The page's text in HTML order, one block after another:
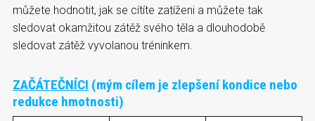
můžete hodnotit, jak se cítíte zatíženi a můžete tak
sledovat okamžitou zátěž svého těla a dlouhodobě
sledovat zátěž vyvolanou tréninkem.
ZAČÁTEČNÍCI (mým cílem je zlepšení kondice nebo
redukce hmotnosti)